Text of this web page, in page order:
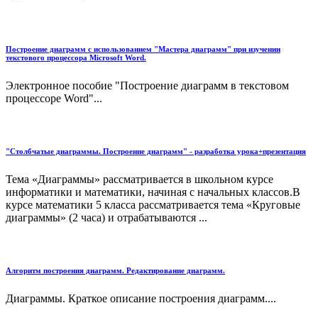
Построение диаграмм с использованием "Мастера диаграмм" при изучении
текстового процессора Microsoft Word.
Электронное пособие "Построение диаграмм в текстовом
процессоре Word"...
"Столбчатые диаграммы. Построение диаграмм" - разработка урока+презентация
Тема «Диаграммы» рассматривается в школьном курсе
информатики и математики, начиная с начальных классов.В
курсе математики 5 класса рассматривается тема «Круговые
диаграммы» (2 часа) и отрабатываются ...
Алгоритм построения диаграмм. Редактирование диаграмм.
Диаграммы. Краткое описание построения диаграмм....